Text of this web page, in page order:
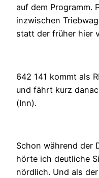
auf dem Programm.
inzwischen
statt der früher hier
642 141 kommt als
und fährt kurz
(Inn).
Schon während der
hörte ich deutliche
nördlich. Und als